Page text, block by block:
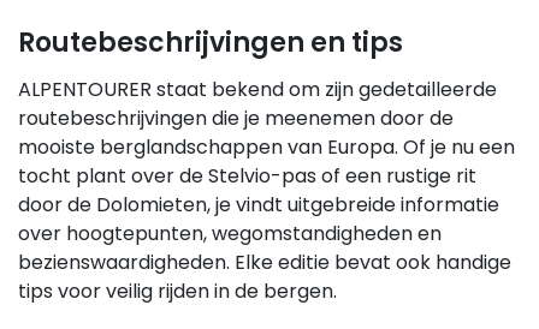
Routebeschrijvingen en tips
ALPENTOURER staat bekend om zijn gedetailleerde
routebeschrijvingen die je meenemen door de
mooiste berglandschappen van Europa. Of je nu een
tocht plant over de Stelvio-pas of een rustige rit
door de Dolomieten, je vindt uitgebreide informatie
over hoogtepunten, wegomstandigheden en
bezienswaardigheden. Elke editie bevat ook handige
tips voor veilig rijden in de bergen.